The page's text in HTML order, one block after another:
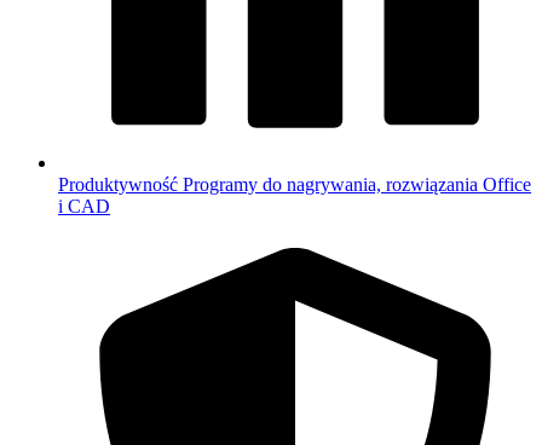
Produktywność Programy do nagrywania, rozwiązania Office
i CAD